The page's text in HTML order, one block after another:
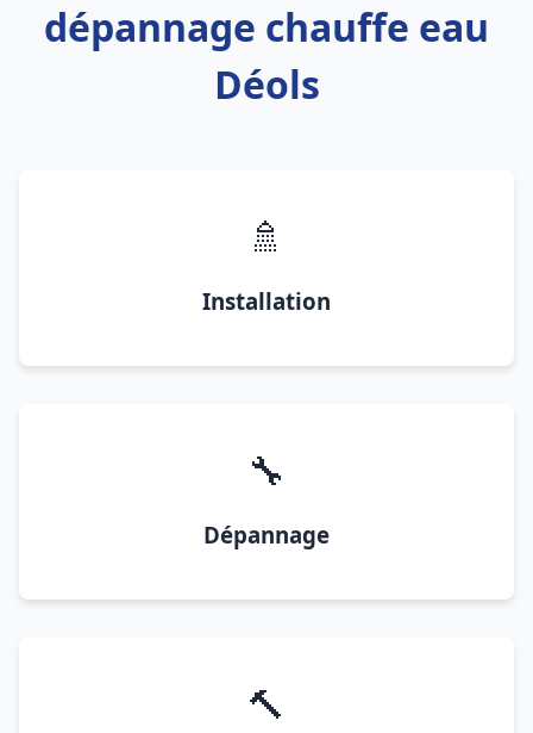
dépannage chauffe eau
Déols
🚿
Installation
🔧
Dépannage
🔨